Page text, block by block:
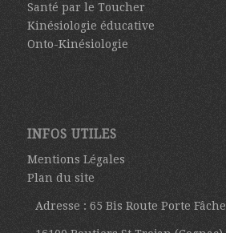
Santé par le Toucher
Kinésiologie éducative
Onto-Kinésiologie
INFOS UTILES
Mentions Légales
Plan du site
Adresse : 65 Bis Route Porte Fâche